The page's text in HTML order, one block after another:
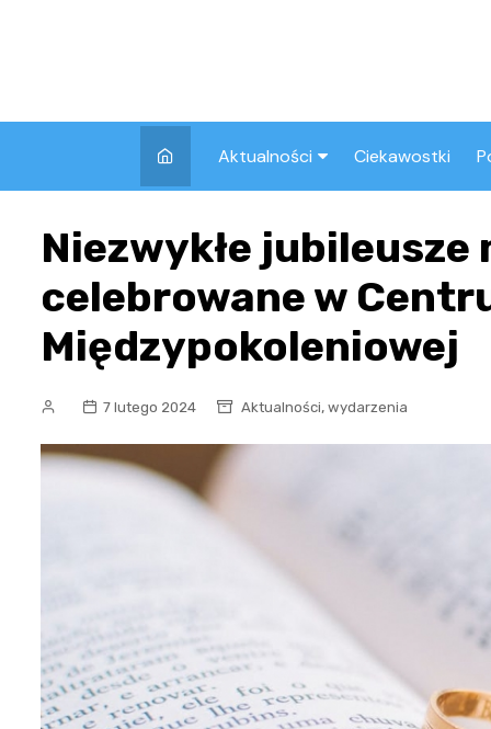
Aktualności
Pozostałe
Ciekawostki
Niezwykłe jubileusze
celebrowane w
Międzypokoleniowej
7 lutego 2024 Aktualności, wydarzenia